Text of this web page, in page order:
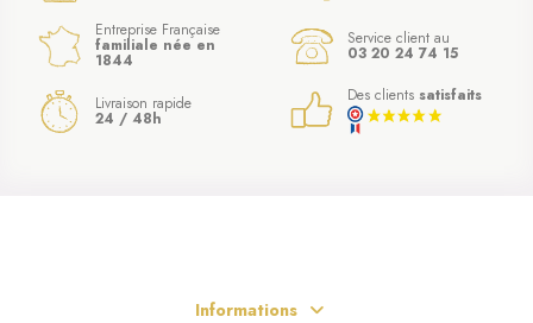
Entreprise Française
familiale née en
1844
Service client au
03 20 24 74 15
Livraison rapide
24 / 48h
Des clients satisfaits
Informations